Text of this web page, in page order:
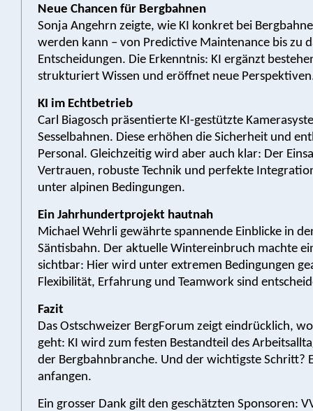
Neue Chancen für Bergbahnen
Sonja Angehrn zeigte, wie KI konkret bei
werden kann – von Predictive Maintenance bis zu
Entscheidungen. Die Erkenntnis: KI ergänzt
strukturiert Wissen und eröffnet neue
KI im Echtbetrieb
Carl Biagosch präsentierte KI-gestützte
Sesselbahnen. Diese erhöhen die Sicherheit und
Personal. Gleichzeitig wird aber auch klar: Der
Vertrauen, robuste Technik und perfekte
unter alpinen Bedingungen.
Ein Jahrhundertprojekt hautnah
Michael Wehrli gewährte spannende Einblicke in
Säntisbahn. Der aktuelle Wintereinbruch machte
sichtbar: Hier wird unter extremen Bedingungen
Flexibilität, Erfahrung und Teamwork sind
Fazit
Das Ostschweizer BergForum zeigt eindrücklich,
geht: KI wird zum festen Bestandteil des
der Bergbahnbranche. Und der wichtigste Schritt?
anfangen.
Ein grosser Dank gilt den geschätzten Sponsoren: